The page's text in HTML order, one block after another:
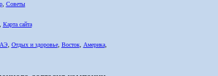
, Советы
Карта сайта
, Отдых и здоровье, Восток, Америка,